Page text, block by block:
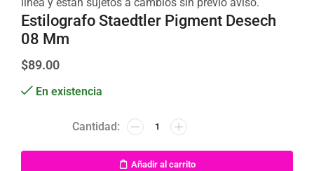
Estilografo Staedtler Pigment Desech
08 Mm
$89.00
En existencia
Añadir al carrito